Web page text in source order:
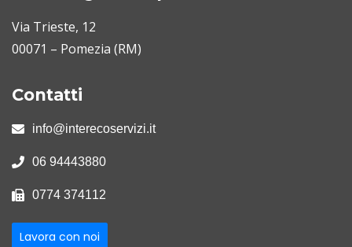
Via Trieste, 12
00071 – Pomezia (RM)
Contatti
info@interecoservizi.it
06 94443880
0774 374112
Lavora con noi